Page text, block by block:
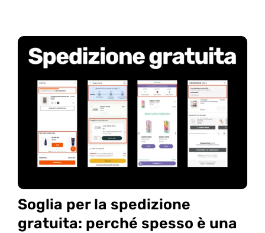
Soglia per la spedizione
gratuita: perché spesso è una